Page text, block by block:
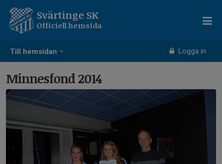
Till hemsidan Logga in
Svärtinge SK
Officiell hemsida
Minnesfond 2014